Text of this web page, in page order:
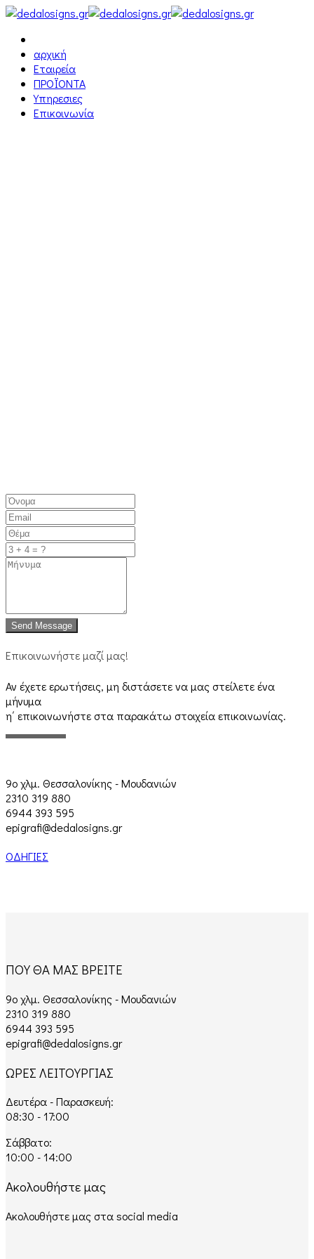
αρχική
Εταιρεία
ΠΡΟΪΟΝΤΑ
Υπηρεσιες
Επικοινωνία
Send Message
Επικοινωνήστε μαζί μας!
Αν έχετε ερωτήσεις, μη διστάσετε να μας στείλετε ένα
μήνυμα
η΄ επικοινωνήστε στα παρακάτω στοιχεία επικοινωνίας.
9ο χλμ. Θεσσαλονίκης - Μουδανιών
2310 319 880
6944 393 595
epigrafi@dedalosigns.gr
ΟΔΗΓΙΕΣ
ΠΟΥ ΘΑ ΜΑΣ ΒΡΕΙΤΕ
9ο χλμ. Θεσσαλονίκης - Μουδανιών
2310 319 880
6944 393 595
epigrafi@dedalosigns.gr
ΩΡΕΣ ΛΕΙΤΟΥΡΓΙΑΣ
Δευτέρα - Παρασκευή:
08:30 - 17:00
Σάββατο:
10:00 - 14:00
Ακολουθήστε μας
Ακολουθήστε μας στα social media